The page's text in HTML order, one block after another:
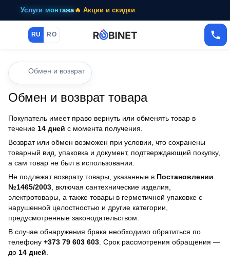
Услуги монтажа🔥 Акции и скидки
RU RO
Обмен и возврат
Обмен и возврат товара
Покупатель имеет право вернуть или обменять товар в
течение 14 дней с момента получения.
Возврат или обмен возможен при условии, что сохранены
товарный вид, упаковка и документ, подтверждающий покупку,
а сам товар не был в использовании.
Не подлежат возврату товары, указанные в Постановлении
№1465/2003 , включая сантехнические изделия,
электротовары, а также товары в герметичной упаковке с
нарушенной целостностью и другие категории,
предусмотренные законодательством.
В случае обнаружения брака необходимо обратиться по
телефону +373 79 603 603 . Срок рассмотрения обращения —
до 14 дней